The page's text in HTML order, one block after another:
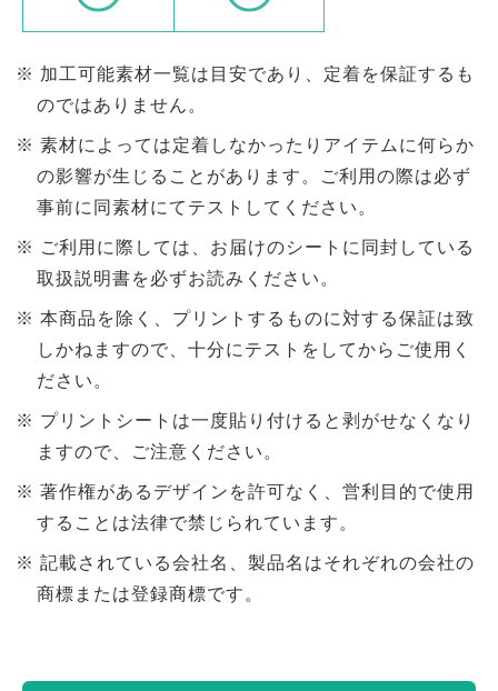
加工可能素材一覧は目安であり、定着を保証するも
のではありません。
素材によっては定着しなかったりアイテムに何らか
の影響が生じることがあります。ご利用の際は必ず
事前に同素材にてテストしてください。
ご利用に際しては、お届けのシートに同封している
取扱説明書を必ずお読みください。
本商品を除く、プリントするものに対する保証は致
しかねますので、十分にテストをしてからご使用く
ださい。
プリントシートは一度貼り付けると剥がせなくなり
ますので、ご注意ください。
著作権があるデザインを許可なく、営利目的で使用
することは法律で禁じられています。
記載されている会社名、製品名はそれぞれの会社の
商標または登録商標です。